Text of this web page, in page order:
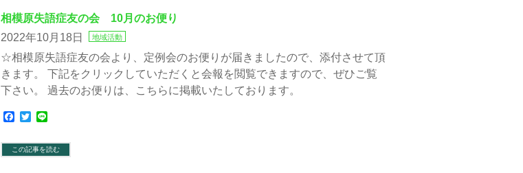
相模原失語症友の会 10月のお便り
2022年10月18日
地域活動
☆相模原失語症友の会より、定例会のお便りが届きましたので、添付させて頂
きます。 下記をクリックしていただくと会報を閲覧できますので、ぜひご覧
下さい。 過去のお便りは、こちらに掲載いたしております。
Facebook
Twitter
この記事を読む